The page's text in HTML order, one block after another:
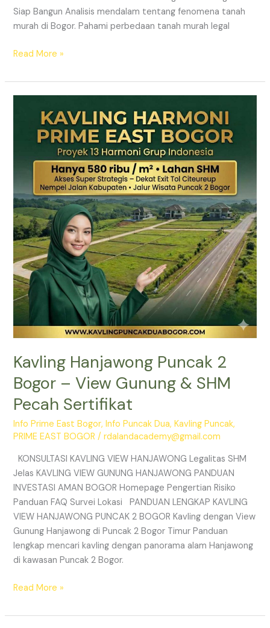
Siap Bangun Analisis mendalam tentang fenomena tanah
murah di Bogor. Pahami perbedaan tanah murah legal
Read More »
Kavling Hanjawong Puncak 2
Bogor – View Gunung & SHM
Pecah Sertifikat
Info Prime East Bogor,Info Puncak Dua,Kavling Puncak,
PRIME EAST BOGOR /rdalandacademy@gmail.com
KONSULTASI KAVLING VIEW HANJAWONG Legalitas SHM
Jelas KAVLING VIEW GUNUNG HANJAWONG PANDUAN
INVESTASI AMAN BOGOR Homepage Pengertian Risiko
Panduan FAQ Survei Lokasi PANDUAN LENGKAP KAVLING
VIEW HANJAWONG PUNCAK 2 BOGOR Kavling dengan View
Gunung Hanjawong di Puncak 2 Bogor Timur Panduan
lengkap mencari kavling dengan panorama alam Hanjawong
di kawasan Puncak 2 Bogor.
Hanjawong
Puncak
Bogor
Gunung
&
SHM
Pecah
Sertifikat
Read More »